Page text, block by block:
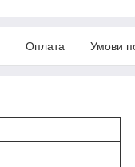
Оплата Умови